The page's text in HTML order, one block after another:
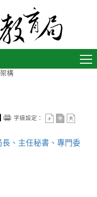
構
字級設定：
長、主任秘書、專門委